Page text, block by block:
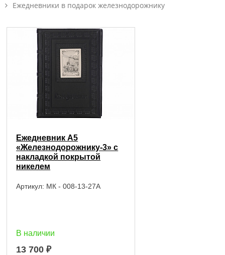
Ежедневники в подарок железнодорожнику
Ежедневник А5
«Железнодорожнику-3» с
накладкой покрытой
никелем
Артикул: МК - 008-13-27А
В наличии
13 700 ₽